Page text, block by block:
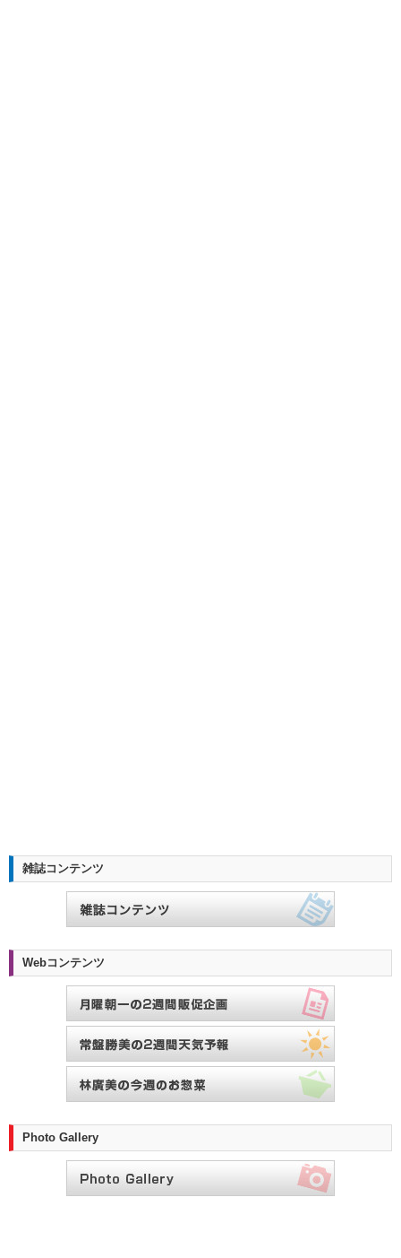
雑誌コンテンツ
Webコンテンツ
Photo Gallery